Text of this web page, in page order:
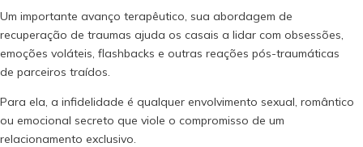
Um importante avanço terapêutico, sua abordagem de
recuperação de traumas ajuda os casais a lidar com obsessões,
emoções voláteis, flashbacks e outras reações pós-traumáticas
de parceiros traídos.
Para ela, a infidelidade é qualquer envolvimento sexual, romântico
ou emocional secreto que viole o compromisso de um
relacionamento exclusivo.